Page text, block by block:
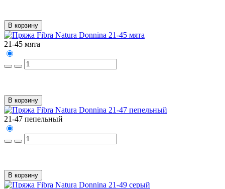
В корзину
21-45 мята
В корзину
21-47 пепельный
В корзину